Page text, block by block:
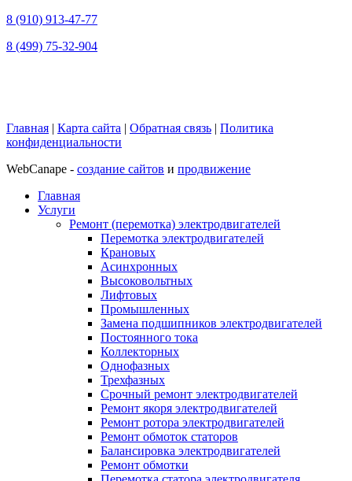
8 (910) 913-47-77
8 (499) 75-32-904
Главная | Карта сайта | Обратная связь | Политика
конфиденциальности
WebCanape - создание сайтов и продвижение
Главная
Услуги
Ремонт (перемотка) электродвигателей
Перемотка электродвигателей
Крановых
Асинхронных
Высоковольтных
Лифтовых
Промышленных
Замена подшипников электродвигателей
Постоянного тока
Коллекторных
Однофазных
Трехфазных
Срочный ремонт электродвигателей
Ремонт якоря электродвигателей
Ремонт ротора электродвигателей
Ремонт обмоток статоров
Балансировка электродвигателей
Ремонт обмотки